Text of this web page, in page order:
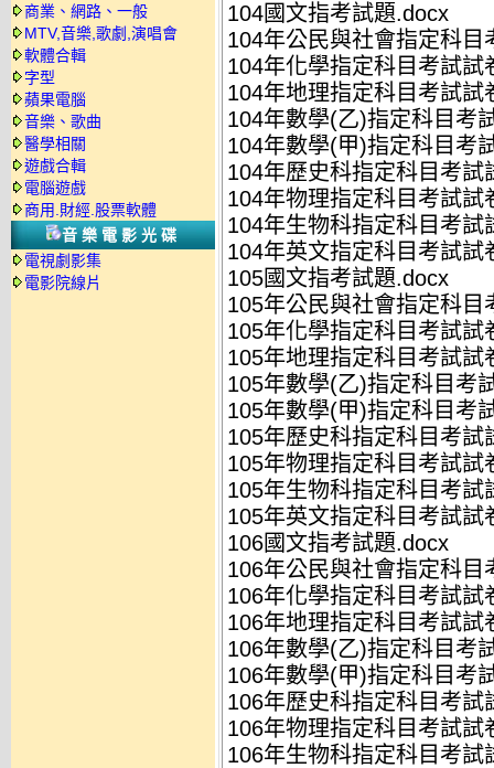
商業、網路、一般
MTV,音樂,歌劇,演唱會
軟體合輯
字型
蘋果電腦
音樂、歌曲
醫學相關
遊戲合輯
電腦遊戲
商用.財經.股票軟體
音樂電影光碟
電視劇影集
電影院線片
104國文指考試題.docx
104年公民與社會指定科目
104年化學指定科目考試試
104年地理指定科目考試試
104年數學(乙)指定科目考
104年數學(甲)指定科目考
104年歷史科指定科目考試
104年物理指定科目考試試
104年生物科指定科目考試
104年英文指定科目考試試
105國文指考試題.docx
105年公民與社會指定科目
105年化學指定科目考試試
105年地理指定科目考試試
105年數學(乙)指定科目考
105年數學(甲)指定科目考
105年歷史科指定科目考試
105年物理指定科目考試試
105年生物科指定科目考試
105年英文指定科目考試試
106國文指考試題.docx
106年公民與社會指定科目
106年化學指定科目考試試
106年地理指定科目考試試
106年數學(乙)指定科目考
106年數學(甲)指定科目考
106年歷史科指定科目考試
106年物理指定科目考試試
106年生物科指定科目考試